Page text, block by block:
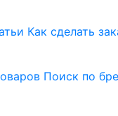
Как сделать
Поиск по